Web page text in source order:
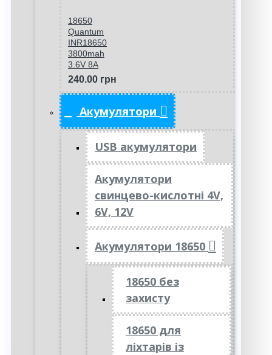
18650
Quantum
INR18650
3800mah
3.6V 8A
240.00 грн
Акумулятори
USB акумулятори
Акумулятори
свинцево-кислотні 4V,
6V, 12V
Акумулятори 18650
18650 без
захисту
18650 для
ліхтарів із